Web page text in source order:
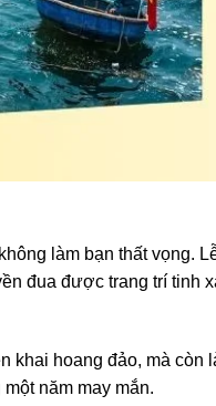
làm bạn thất vọng.
đua được trang trí tinh
khai hoang đảo, mà còn
năm may mắn.